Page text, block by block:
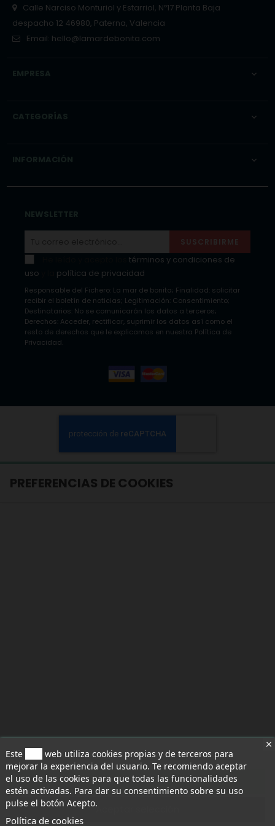
Calle Narciso Monturiol y Estarriol, Nº17 Planta Baja
despacho 12 46980, Paterna, Valencia
Email: hello@lamardebonita.com
EMPRESA 
CATEGORÍAS 
INFORMACIÓN 
NEWSLETTER
SUSCRIBIRME
términos y condiciones de
uso
política de privacidad
Responsable del Fichero: La mar de bonita; Finalidad: solicitar
recibir el boletín de noticias; Legitimación: Consentimiento;
Destinatarios: No se comunicarán los datos a terceros;
Derechos: Acceder, rectificar, suprimir los datos así como el
resto de derechos que le explicamos en nuestra Política de
Privacidad.
Este
web utiliza cookies propias y de terceros para
mejorar la experiencia del usuario. Te recomiendo aceptar
el uso de las cookies para que todas las funcionalidades
estén activadas. Para dar su consentimiento sobre su uso
pulse el botón Acepto.
Política de cookies
PREFERENCIAS DE COOKIES
Aceptar selección
Aceptar todo